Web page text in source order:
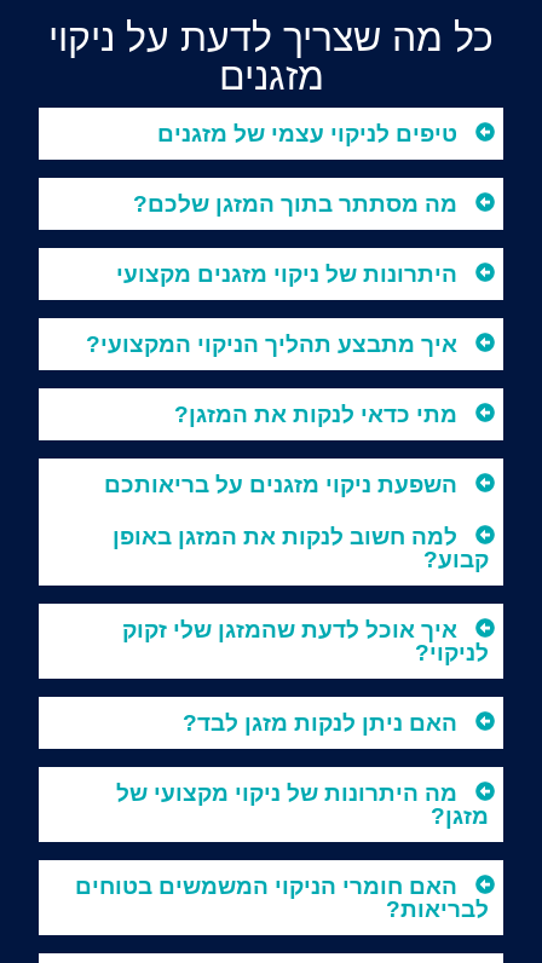
כל מה שצריך לדעת על ניקוי
מזגנים
טיפים לניקוי עצמי של מזגנים
מה מסתתר בתוך המזגן שלכם?
היתרונות של ניקוי מזגנים מקצועי
איך מתבצע תהליך הניקוי המקצועי?
מתי כדאי לנקות את המזגן?
השפעת ניקוי מזגנים על בריאותכם
למה חשוב לנקות את המזגן באופן
קבוע?
איך אוכל לדעת שהמזגן שלי זקוק
לניקוי?
האם ניתן לנקות מזגן לבד?
מה היתרונות של ניקוי מקצועי של
מזגן?
האם חומרי הניקוי המשמשים בטוחים
לבריאות?